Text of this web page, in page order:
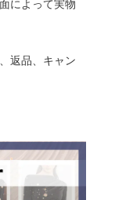
によって実物
返品、キャン